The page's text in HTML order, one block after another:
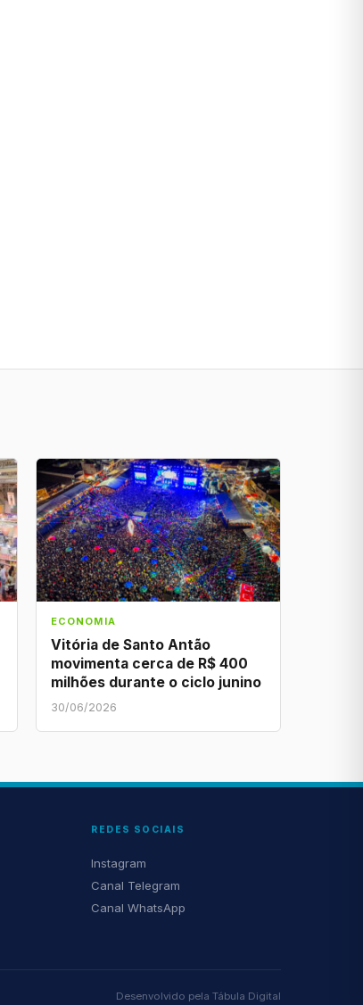
ECONOMIA
Vitória de Santo Antão
movimenta cerca de R$ 400
milhões durante o ciclo junino
30/06/2026
REDES SOCIAIS
Instagram
Canal Telegram
Canal WhatsApp
Desenvolvido pela Tábula Digital